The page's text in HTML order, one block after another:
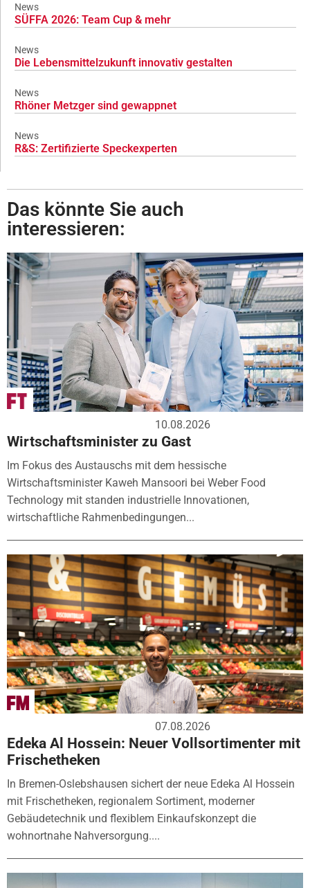
News
SÜFFA 2026: Team Cup & mehr
News
Die Lebensmittelzukunft innovativ gestalten
News
Rhöner Metzger sind gewappnet
News
R&S: Zertifizierte Speckexperten
Das könnte Sie auch
interessieren:
10.08.2026
Wirtschaftsminister zu Gast
Im Fokus des Austauschs mit dem hessische
Wirtschaftsminister Kaweh Mansoori bei Weber Food
Technology mit standen industrielle Innovationen,
wirtschaftliche Rahmenbedingungen...
07.08.2026
Edeka Al Hossein: Neuer Vollsortimenter mit
Frischetheken
In Bremen-Oslebshausen sichert der neue Edeka Al Hossein
mit Frischetheken, regionalem Sortiment, moderner
Gebäudetechnik und flexiblem Einkaufskonzept die
wohnortnahe Nahversorgung....